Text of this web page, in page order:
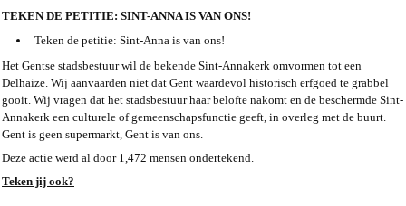
TEKEN DE PETITIE: SINT-ANNA IS VAN ONS!
Teken de petitie: Sint-Anna is van ons!
Het Gentse stadsbestuur wil de bekende Sint-Annakerk omvormen tot een
Delhaize. Wij aanvaarden niet dat Gent waardevol historisch erfgoed te grabbel
gooit. Wij vragen dat het stadsbestuur haar belofte nakomt en de beschermde Sint-
Annakerk een culturele of gemeenschapsfunctie geeft, in overleg met de buurt.
Gent is geen supermarkt, Gent is van ons.
Deze actie werd al door 1,472 mensen ondertekend.
Teken jij ook?